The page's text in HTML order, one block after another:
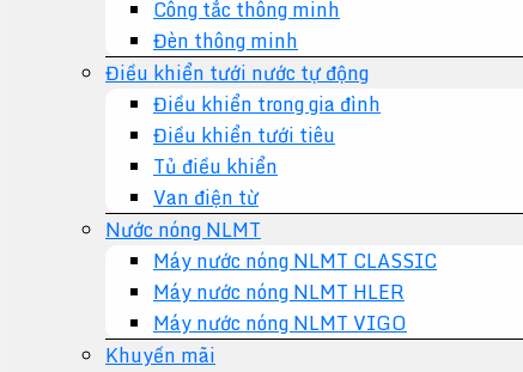
Công tắc thông minh
Đèn thông minh
Điều khiển tưới nước tự động
Điều khiển trong gia đình
Điều khiển tưới tiêu
Tủ điều khiển
Van điện từ
Nước nóng NLMT
Máy nước nóng NLMT CLASSIC
Máy nước nóng NLMT HLER
Máy nước nóng NLMT VIGO
Khuyến mãi